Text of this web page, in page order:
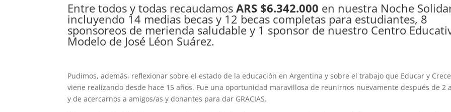
Entre todos y todas recaudamosARS $6.342.000 en nuestra Noche
incluyendo 14 medias becas y 12 becas completas para estudiantes, 8
sponsoreos de merienda saludable y 1 sponsor de nuestro Centro
Modelo de José Léon Suárez.
Pudimos, además, reflexionar sobre el estado de la educación en Argentina y sobre el trabajo que Educar y
viene realizando desde hace 15 años. Fue una oportunidad maravillosa de reunirnos nuevamente después de 2
y de acercarnos a amigos/as y donantes para dar GRACIAS.